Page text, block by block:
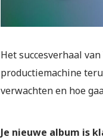
Het succesverhaal
productiemachine
verwachten en hoe
Je nieuwe album is